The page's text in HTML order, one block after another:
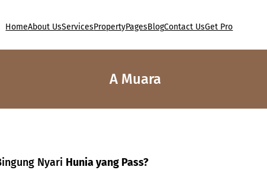
HomeAbout UsServicesPropertyPagesBlogContact UsGet Pro
A Muara
Nyari Hunia yang Pass?